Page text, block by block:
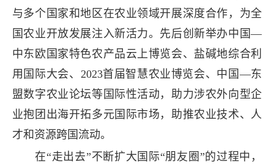
与多个国家和地区在农业领域开展深度合作，为全
国农业开放发展注入新活力。先后创新举办中国—
中东欧国家特色农产品云上博览会、盐碱地综合利
用国际大会、2023首届智慧农业博览会、中国—东
盟数字农业论坛等国际性活动，助力涉农外向型企
业抱团出海开拓多元国际市场，助推农业技术、人
才和资源跨国流动。
在“走出去”不断扩大国际“朋友圈”的过程中，